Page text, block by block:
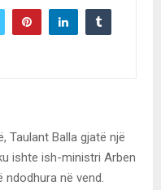
Taulant Balla gjatë një
ishte ish-ministri Arben
në vend.